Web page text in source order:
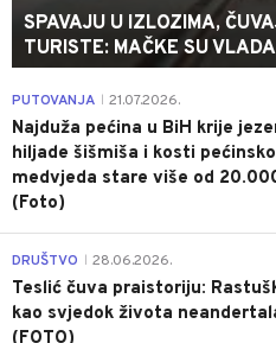
SPAVAJU U IZLOZIMA,
TURISTE: MAČKE SU
PUTOVANJA 21.07.2026.
Najduža pećina u BiH krije
hiljade šišmiša i kosti
medvjeda stare više od
(Foto)
DRUŠTVO 28.06.2026.
Teslić čuva praistoriju:
kao svjedok života